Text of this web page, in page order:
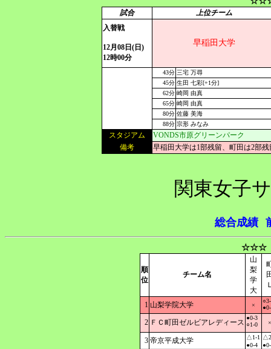
試合
上位チーム
入替戦
12月08日(日)
12時00分
早稲田大学
43分 三宅 万尋
45分 生田 七彩[+1分]
62分 崎岡 由真
65分 崎岡 由真
80分 佐藤 美海
88分 宗形 みなみ
スタジアム
VONDS市原グリーンパーク
備考
早稲田大学は1部残留、町田は2部残
関東女子
総合成績
☆☆☆
順
位
チーム名
山
梨
学
大
1 山梨学院大学 ×
2 ＦＣ町田ゼルビアレディース
●0-3
○1-0
×
3 帝京平成大学
△1-1
●0-4